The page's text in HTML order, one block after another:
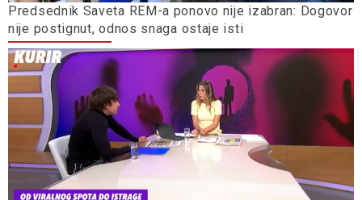
Predsednik Saveta REM-a ponovo nije izabran: Dogovor
nije postignut, odnos snaga ostaje isti